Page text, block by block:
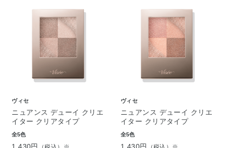
ヴィセ
ニュアンス デューイ クリエ
イター クリアタイプ
全5色
1,430円
ヴィセ
ニュアンス デューイ クリエ
イター クリアタイプ
全5色
1,430円